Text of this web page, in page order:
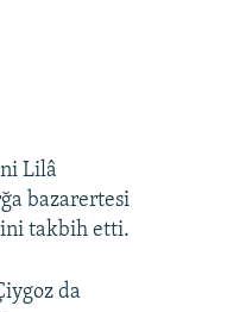
Lilâ
bazarertesi
takbih etti.
da